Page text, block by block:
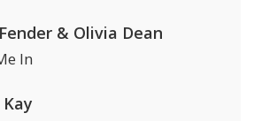
& Olivia Dean
In